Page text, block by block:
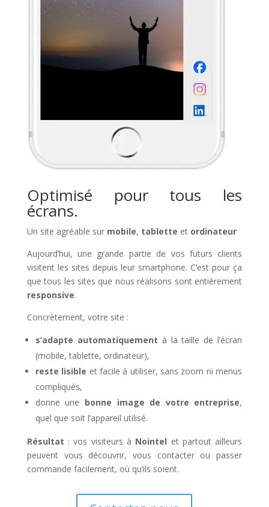
Optimisé pour tous les
écrans.
Un site agréable sur mobile, tablette et ordinateur
Aujourd’hui, une grande partie de vos futurs clients
visitent les sites depuis leur smartphone. C’est pour ça
que tous les sites que nous réalisons sont entièrement
responsive.
Concrètement, votre site :
s’adapte automatiquement à la taille de l’écran
(mobile, tablette, ordinateur),
reste lisible et facile à utiliser, sans zoom ni menus
compliqués,
donne une bonne image de votre entreprise,
quel que soit l’appareil utilisé.
Résultat : vos visiteurs à Nointel et partout ailleurs
peuvent vous découvrir, vous contacter ou passer
commande facilement, où qu’ils soient.